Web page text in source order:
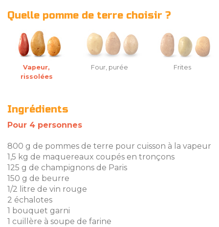
Quelle pomme de terre choisir ?
Vapeur,
rissolées
Four, purée Frites
Ingrédients
Pour 4 personnes
800 g de pommes de terre pour cuisson à la vapeur
1,5 kg de maquereaux coupés en tronçons
125 g de champignons de Paris
150 g de beurre
1/2 litre de vin rouge
2 échalotes
1 bouquet garni
1 cuillère à soupe de farine